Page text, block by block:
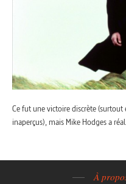
Ce fut une victoire discrète
inaperçus), mais Mike Hodges a
À